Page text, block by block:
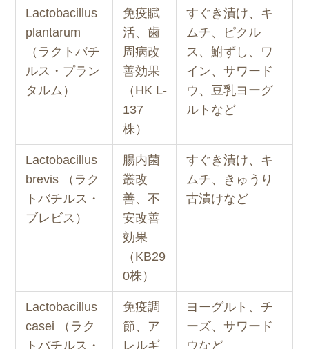
Lactobacillus
plantarum
（ラクトバチ
ルス・プラン
タルム）
免疫賦
活、歯
周病改
善効果
（HK L-
137
株）
すぐき漬け、キ
ムチ、ピクル
ス、鮒ずし、ワ
イン、サワード
ウ、豆乳ヨーグ
ルトなど
Lactobacillus
brevis （ラク
トバチルス・
ブレビス）
腸内菌
叢改
善、不
安改善
効果
（KB29
0株）
すぐき漬け、キ
ムチ、きゅうり
古漬けなど
Lactobacillus
casei （ラク
トバチルス・
免疫調
節、ア
レルギ
ヨーグルト、チ
ーズ、サワード
ウなど